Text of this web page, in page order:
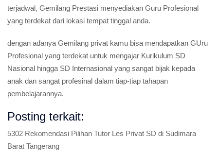
terjadwal, Gemilang Prestasi menyediakan Guru Profesional
yang terdekat dari lokasi tempat tinggal anda.
dengan adanya Gemilang privat kamu bisa mendapatkan GUru
Profesional yang terdekat untuk mengajar Kurikulum SD
Nasional hingga SD Internasional yang sangat bijak kepada
anak dan sangat profesinal dalam tiap-tiap tahapan
pembelajarannya.
Posting terkait:
5302 Rekomendasi Pilihan Tutor Les Privat SD di Sudimara
Barat Tangerang